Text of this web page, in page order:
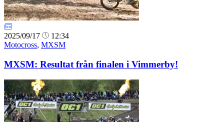
2025/09/17
12:34
Motocross, MXSM
MXSM: Resultat från finalen i Vimmerby!